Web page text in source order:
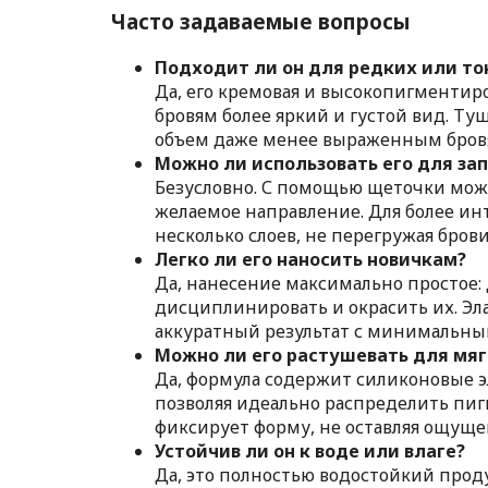
Часто задаваемые вопросы
Подходит ли он для редких или
Да, его кремовая и
бровям более яркий и густой вид.
объем даже менее выраженным
Можно ли использовать его для
Безусловно. С помощью щеточки
желаемое направление. Для более
несколько слоев, не перегружая
Легко ли его наносить новичкам?
Да, нанесение максимально
дисциплинировать и окрасить их.
аккуратный результат с
Можно ли его растушевать для
Да, формула содержит силиконовые
позволяя идеально распределить
фиксирует форму, не оставляя
Устойчив ли он к воде или влаге?
Да, это полностью водостойкий